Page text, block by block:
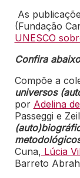
As
(Fundação
UNESCO
Confira
Compõe a
universos
por Adelina
Passeggi e
Cuna, Lúcia
Barreto